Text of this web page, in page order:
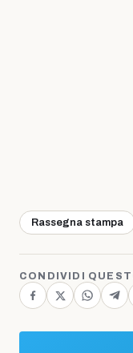
Rassegna stampa
CONDIVIDI